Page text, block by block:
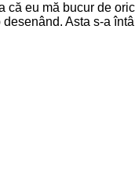
că eu mă bucur de
Asta s-a